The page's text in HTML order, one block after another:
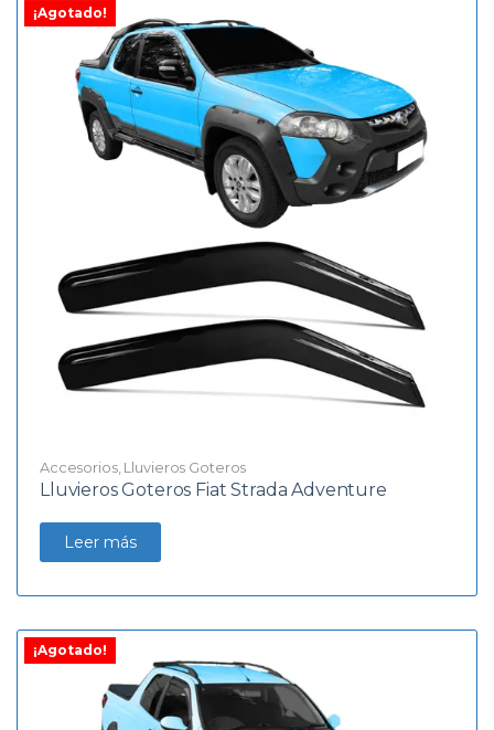
¡Agotado!
Accesorios, Lluvieros Goteros
Lluvieros Goteros Fiat Strada Adventure
Leer más
¡Agotado!